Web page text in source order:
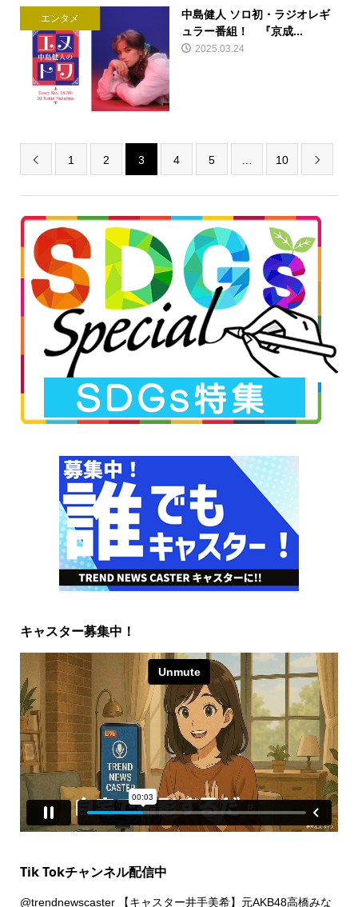
エンタメ
中島健人 ソロ初・ラジオレギ
ュラー番組！ 『京成...
2025.03.24
 1 2 3 4 5 10 
キャスター募集中！
Tik Tokチャンネル配信中
@trendnewscaster【キャスター井手美希】元AKB48高橋みな